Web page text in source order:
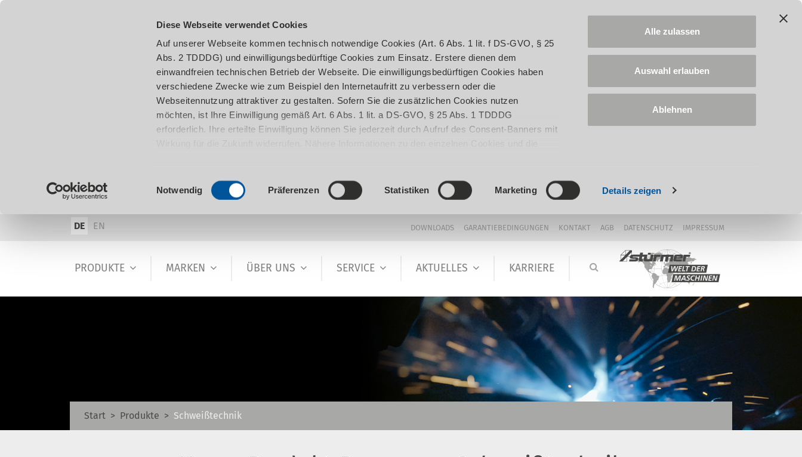
Diese Webseite verwendet Cookies
Auf unserer Webseite kommen technisch notwendige Cookies (Art. 6 Abs. 1 lit. f DS-GVO, § 25
Abs. 2 TDDDG) und einwilligungsbedürftige Cookies zum Einsatz. Erstere dienen dem
einwandfreien technischen Betrieb der Webseite. Die einwilligungsbedürftigen Cookies haben
verschiedene Zwecke wie zum Beispiel den Internetaufritt zu verbessern oder die
Webseitennutzung attraktiver zu gestalten. Sofern Sie die zusätzlichen Cookies nutzen
möchten, ist Ihre Einwilligung gemäß Art. 6 Abs. 1 lit. a DS-GVO, § 25 Abs. 1 TDDDG
erforderlich. Ihre erteilte Einwilligung können Sie jederzeit durch Aufruf des Consent-Banners mit
Einwilligungsauswahl
Notwendig Präferenzen Statistiken Marketing Details zeigen
Alle zulassen
Auswahl erlauben
Ablehnen
DE EN DOWNLOADS GARANTIEBEDINGUNGEN KONTAKT AGB DATENSCHUTZ IMPRESSUM
PRODUKTE MARKEN ÜBER UNS SERVICE AKTUELLES KARRIERE
Start Produkte Schweißtechnik